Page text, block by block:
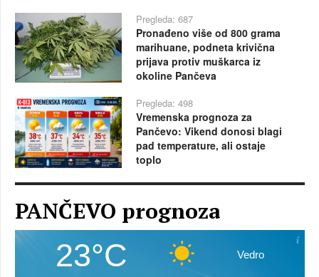
Pregleda: 687
Pronađeno više od 800 grama
marihuane, podneta krivična
prijava protiv muškarca iz
okoline Pančeva
Pregleda: 498
Vremenska prognoza za
Pančevo: Vikend donosi blagi
pad temperature, ali ostaje
toplo
PANČEVO prognoza
23°C Vedro